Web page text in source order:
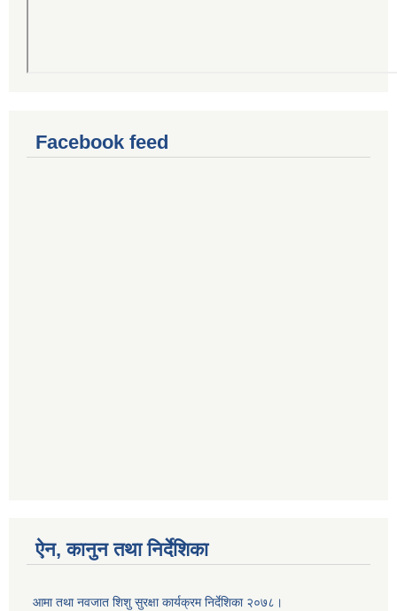
Facebook feed
ऐन, कानुन तथा निर्देशिका
आमा तथा नवजात शिशु सुरक्षा कार्यक्रम निर्देशिका २०७८।